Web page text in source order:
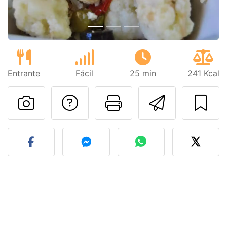
Entrante Fácil 25 min 241 Kcal
Imprimir
Preguntar al autor
Publicar la foto de esta